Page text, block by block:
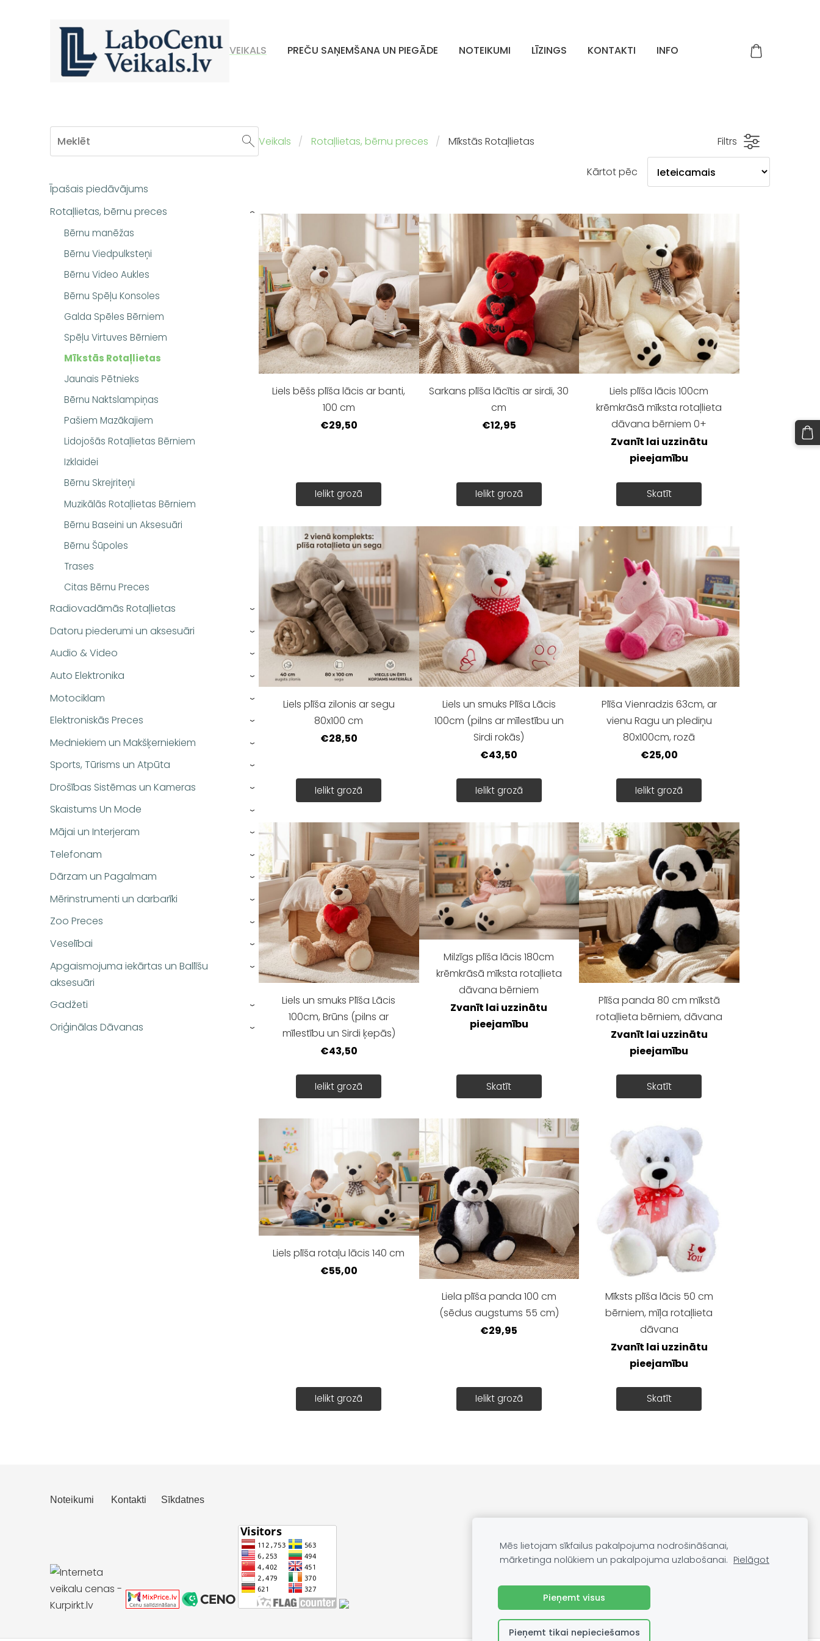
VEIKALS PREČU SAŅEMŠANA UN PIEGĀDE NOTEIKUMI LĪZINGS KONTAKTI INFO
Īpašais piedāvājums
Rotaļlietas, bērnu preces
Bērnu manēžas
Bērnu Viedpulksteņi
Bērnu Video Aukles
Bērnu Spēļu Konsoles
Galda Spēles Bērniem
Spēļu Virtuves Bērniem
Mīkstās Rotaļlietas
Jaunais Pētnieks
Bērnu Naktslampiņas
Pašiem Mazākajiem
Lidojošās Rotaļlietas Bērniem
Izklaidei
Bērnu Skrejriteņi
Muzikālās Rotaļlietas Bērniem
Bērnu Baseini un Aksesuāri
Bērnu Šūpoles
Trases
Citas Bērnu Preces
›
Radiovadāmās Rotaļlietas ›
Datoru piederumi un aksesuāri ›
Audio & Video ›
Auto Elektronika ›
Motociklam ›
Elektroniskās Preces ›
Medniekiem un Makšķerniekiem ›
Sports, Tūrisms un Atpūta ›
Drošības Sistēmas un Kameras ›
Skaistums Un Mode ›
Mājai un Interjeram ›
Telefonam ›
Dārzam un Pagalmam ›
Mērinstrumenti un darbarīki ›
Zoo Preces ›
Veselībai ›
Apgaismojuma iekārtas un Ballīšu
aksesuāri
›
Gadžeti ›
Oriģinālas Dāvanas ›
Veikals Rotaļlietas, bērnu preces Mīkstās Rotaļlietas Filtrs
Kārtot pēc
Liels bēšs plīša lācis ar banti,
100 cm
€29,50
Ielikt grozā
Sarkans plīša lācītis ar sirdi, 30
cm
€12,95
Ielikt grozā
Liels plīša lācis 100cm
krēmkrāsā mīksta rotaļlieta
dāvana bērniem 0+
Zvanīt lai uzzinātu
pieejamību
Skatīt
Liels plīša zilonis ar segu
80x100 cm
€28,50
Ielikt grozā
Liels un smuks Plīša Lācis
100cm (pilns ar mīlestību un
Sirdi rokās)
€43,50
Ielikt grozā
Plīša Vienradzis 63cm, ar
vienu Ragu un plediņu
80x100cm, rozā
€25,00
Ielikt grozā
Liels un smuks Plīša Lācis
100cm, Brūns (pilns ar
mīlestību un Sirdi ķepās)
€43,50
Ielikt grozā
Milzīgs plīša lācis 180cm
krēmkrāsā mīksta rotaļlieta
dāvana bērniem
Zvanīt lai uzzinātu
pieejamību
Skatīt
Plīša panda 80 cm mīkstā
rotaļlieta bērniem, dāvana
Zvanīt lai uzzinātu
pieejamību
Skatīt
Liels plīša rotaļu lācis 140 cm
€55,00
Ielikt grozā
Liela plīša panda 100 cm
(sēdus augstums 55 cm)
€29,95
Ielikt grozā
Mīksts plīša lācis 50 cm
bērniem, mīļa rotaļlieta
dāvana
Zvanīt lai uzzinātu
pieejamību
Skatīt
Noteikumi Kontakti Sīkdatnes
Mēs lietojam sīkfailus pakalpojuma nodrošināšanai,
mārketinga nolūkiem un pakalpojuma uzlabošanai. Pielāgot
Pieņemt visus
Pieņemt tikai nepieciešamos